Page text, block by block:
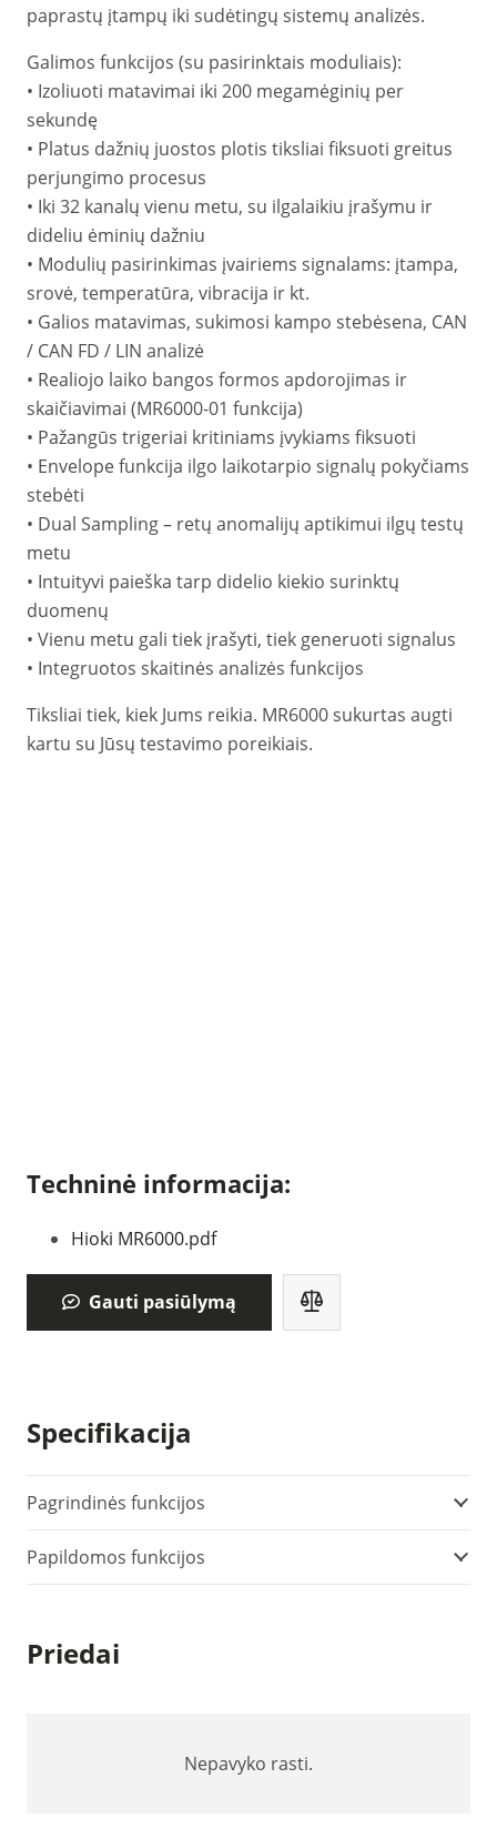
paprastų įtampų iki sudėtingų sistemų analizės.
Galimos funkcijos (su pasirinktais moduliais):
• Izoliuoti matavimai iki 200 megamėginių per
sekundę
• Platus dažnių juostos plotis tiksliai fiksuoti greitus
perjungimo procesus
• Iki 32 kanalų vienu metu, su ilgalaikiu įrašymu ir
dideliu ėminių dažniu
• Modulių pasirinkimas įvairiems signalams: įtampa,
srovė, temperatūra, vibracija ir kt.
• Galios matavimas, sukimosi kampo stebėsena, CAN
/ CAN FD / LIN analizė
• Realiojo laiko bangos formos apdorojimas ir
skaičiavimai (MR6000-01 funkcija)
• Pažangūs trigeriai kritiniams įvykiams fiksuoti
• Envelope funkcija ilgo laikotarpio signalų pokyčiams
stebėti
• Dual Sampling – retų anomalijų aptikimui ilgų testų
metu
• Intuityvi paieška tarp didelio kiekio surinktų
duomenų
• Vienu metu gali tiek įrašyti, tiek generuoti signalus
• Integruotos skaitinės analizės funkcijos
Tiksliai tiek, kiek Jums reikia. MR6000 sukurtas augti
kartu su Jūsų testavimo poreikiais.
Techninė informacija:
Hioki MR6000.pdf
Gauti pasiūlymą
Specifikacija
Pagrindinės funkcijos
Papildomos funkcijos
Priedai
Nepavyko rasti.